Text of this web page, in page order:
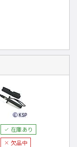
在庫あり
欠品中